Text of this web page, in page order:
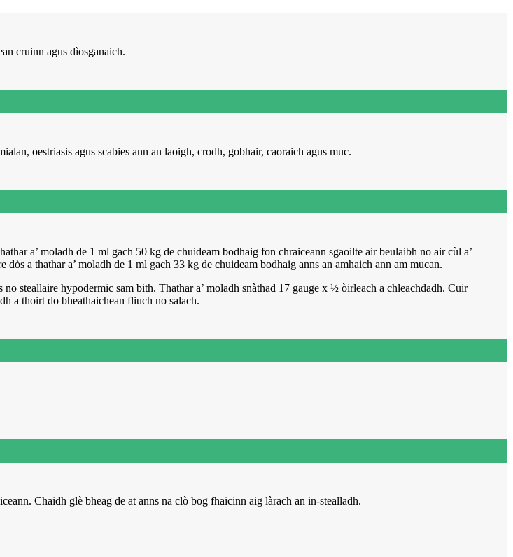
cruinn agus dìosganaich.
oestriasis agus scabies ann an laoigh, crodh, gobhair, caoraich agus muc.
a’ moladh de 1 ml gach 50 kg de chuideam bodhaig fon chraiceann sgaoilte air beulaibh no air cùl a’
a thathar a’ moladh de 1 ml gach 33 kg de chuideam bodhaig anns an amhaich ann am mucan.
steallaire hypodermic sam bith. Thathar a’ moladh snàthad 17 gauge x ½ òirleach a chleachdadh. Cuir
a thoirt do bheathaichean fliuch no salach.
Chaidh glè bheag de at anns na clò bog fhaicinn aig làrach an in-stealladh.